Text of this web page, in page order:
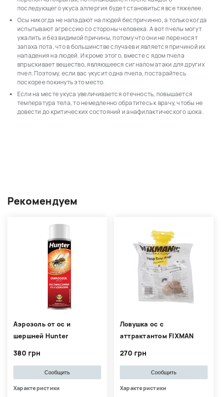
последующего укуса аллергия будет становиться все тяжелее.
Осы никогда не нападают на людей беспричинно, а только когда
испытывают агрессию со стороны человека. А вот пчелы могут
ужалить и без видимой причины, потому что они не переносят
запаха пота, что в большинстве случаев и является причиной их
нападения на людей. И кроме этого, вместе с ядом пчела
впрыскивает вещество, являющееся сигналом атаки для других
пчел. Поэтому, если вас укусит одна пчела, постарайтесь
поскорее покинуть это место.
Если на месте укуса увеличивается отечность, повышается
температура тела, то немедленно обратитесь к врачу, чтобы не
довести до критических состояний и анафилактического шока.
Рекомендуем
Аэрозоль от ос и
шершней Hunter
380 грн
Сообщить
Характеристики
Ловушка ос с
аттрактантом FIXMAN
270 грн
Сообщить
Характеристики